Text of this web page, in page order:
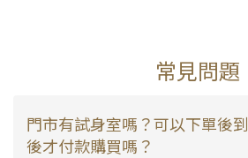
常見問題
門市有試身室嗎？可以下單後
後才付款購買嗎？